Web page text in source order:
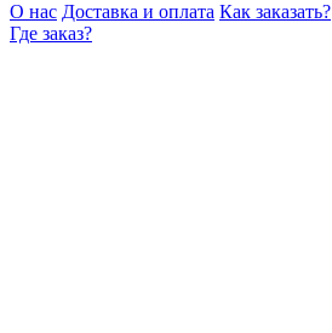
О нас Доставка и оплата Как заказать?
Где заказ?